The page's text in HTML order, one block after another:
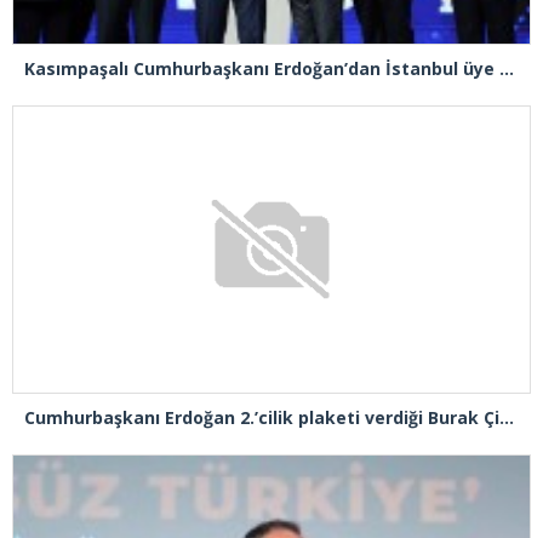
Kasımpaşalı Cumhurbaşkanı Erdoğan’dan İstanbul üye birincisi Beyoğlu İlçe Başkanı Kasım Fırat’a plaket
Cumhurbaşkanı Erdoğan 2.’cilik plaketi verdiği Burak Çifci’den Ataşehir seçimlerini kazanma sözünü aldı